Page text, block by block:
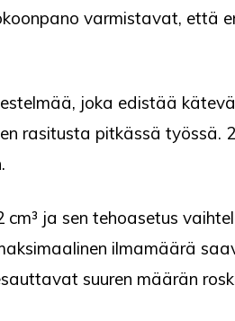
varmistavat, että
joka edistää
rasitusta pitkässä työssä.
ja sen tehoasetus
ilmamäärä
suuren määrän